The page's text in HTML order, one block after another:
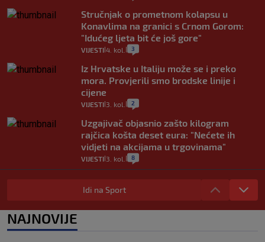
Stručnjak o prometnom kolapsu u
Konavlima na granici s Crnom Gorom:
"Idućeg ljeta bit će još gore"
VIJESTI 4. kol. 3
Iz Hrvatske u Italiju može se i preko
mora. Provjerili smo brodske linije i
cijene
VIJESTI 3. kol. 2
Uzgajivač objasnio zašto kilogram
rajčica košta deset eura: "Nećete ih
vidjeti na akcijama u trgovinama"
VIJESTI 3. kol. 8
Selidba je jedno od stresnijih iskustava.
Evo aktualnih cijena i nekoliko savjeta
VIJESTI 2. kol. 0
Idi na Sport
NAJNOVIJE